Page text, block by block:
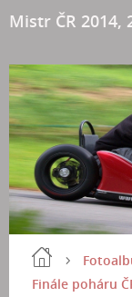
Mistr ČR 2014,
Finále poháru